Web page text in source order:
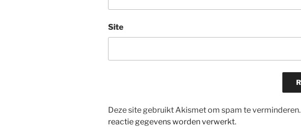
Site
Deze site gebruikt Akismet om spam te verminderen.
reactie gegevens worden verwerkt.